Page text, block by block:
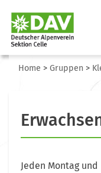
Home > Gruppen >
Jeden Montag